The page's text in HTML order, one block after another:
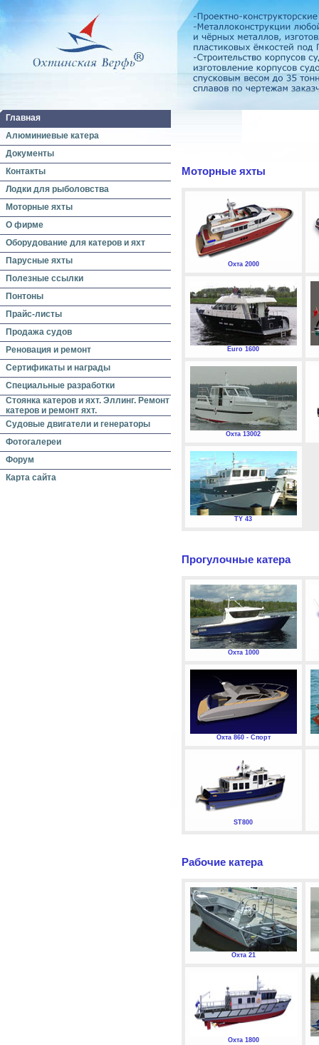
Главная
Алюминиевые катера
Документы
Контакты
Лодки для рыболовства
Моторные яхты
О фирме
Оборудование для катеров и яхт
Парусные яхты
Полезные ссылки
Понтоны
Прайс-листы
Продажа судов
Реновация и ремонт
Сертификаты и награды
Специальные разработки
Стоянка катеров и яхт. Эллинг. Ремонт
катеров и ремонт яхт.
Судовые двигатели и генераторы
Фотогалереи
Форум
Карта сайта
Моторные яхты
Охта 2000
Euro 1600
Охта 13002
TY 43
Прогулочные катера
Охта 1000
Охта 860 - Спорт
ST800
Рабочие катера
Охта 21
Охта 1800